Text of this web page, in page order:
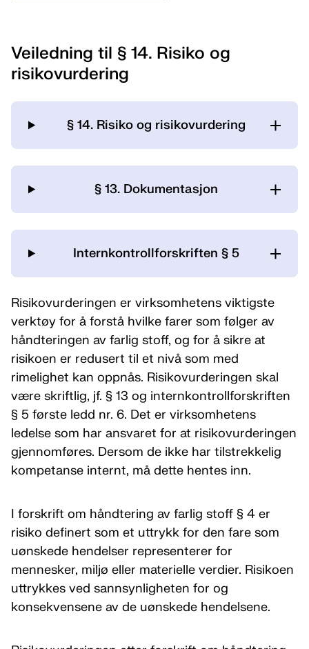
Veiledning til § 14. Risiko og
risikovurdering
§ 14. Risiko og risikovurdering
§ 13. Dokumentasjon
Internkontrollforskriften § 5
Risikovurderingen er virksomhetens viktigste
verktøy for å forstå hvilke farer som følger av
håndteringen av farlig stoff, og for å sikre at
risikoen er redusert til et nivå som med
rimelighet kan oppnås. Risikovurderingen skal
være skriftlig, jf. § 13 og internkontrollforskriften
§ 5 første ledd nr. 6. Det er virksomhetens
ledelse som har ansvaret for at risikovurderingen
gjennomføres. Dersom de ikke har tilstrekkelig
kompetanse internt, må dette hentes inn.
I forskrift om håndtering av farlig stoff § 4 er
risiko definert som et uttrykk for den fare som
uønskede hendelser representerer for
mennesker, miljø eller materielle verdier. Risikoen
uttrykkes ved sannsynligheten for og
konsekvensene av de uønskede hendelsene.